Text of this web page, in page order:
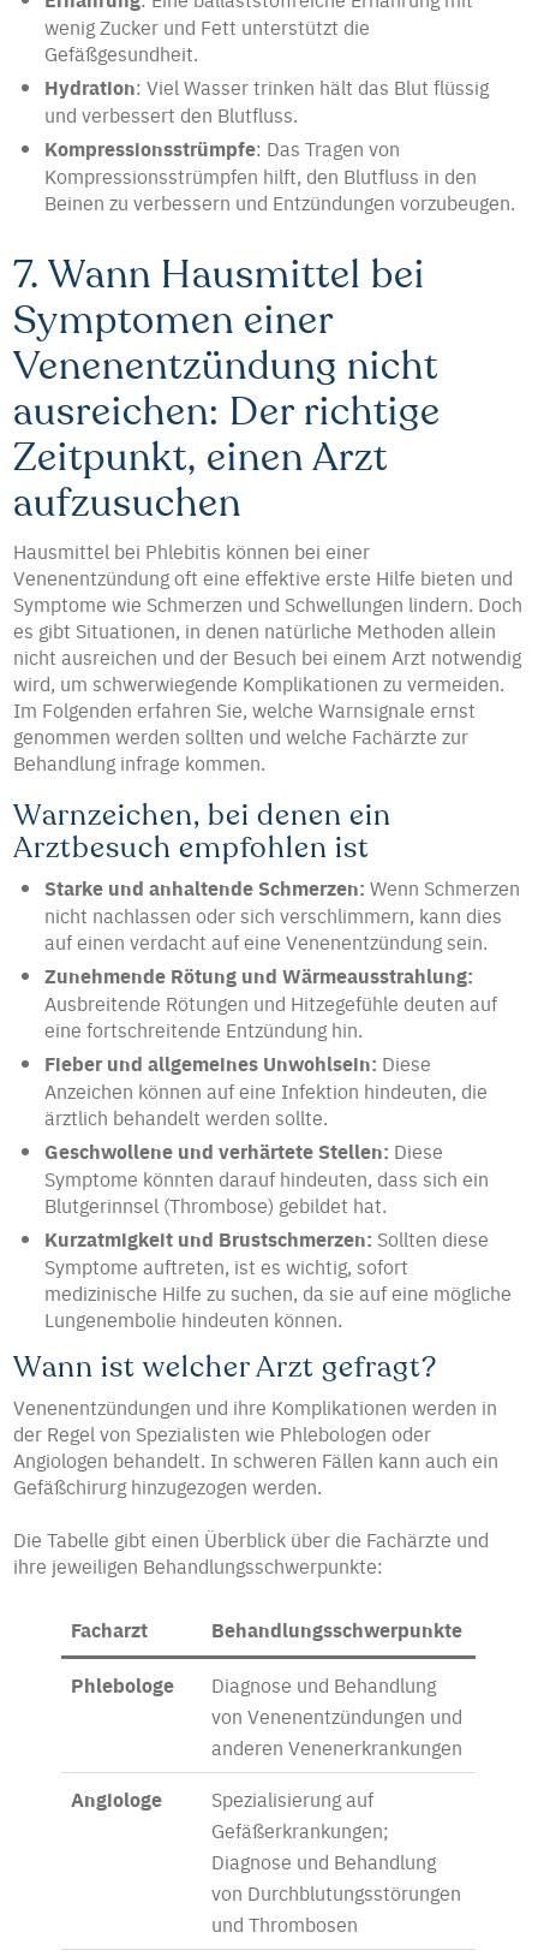
wenig Zucker und Fett unterstützt die
Gefäßgesundheit.
Hydration: Viel Wasser trinken hält das Blut flüssig
und verbessert den Blutfluss.
Kompressionsstrümpfe: Das Tragen von
Kompressionsstrümpfen hilft, den Blutfluss in den
Beinen zu verbessern und Entzündungen vorzubeugen.
7. Wann Hausmittel bei
Symptomen einer
Venenentzündung nicht
ausreichen: Der richtige
Zeitpunkt, einen Arzt
aufzusuchen
Hausmittel bei Phlebitis können bei einer
Venenentzündung oft eine effektive erste Hilfe bieten und
Symptome wie Schmerzen und Schwellungen lindern. Doch
es gibt Situationen, in denen natürliche Methoden allein
nicht ausreichen und der Besuch bei einem Arzt notwendig
wird, um schwerwiegende Komplikationen zu vermeiden.
Im Folgenden erfahren Sie, welche Warnsignale ernst
genommen werden sollten und welche Fachärzte zur
Behandlung infrage kommen.
Warnzeichen, bei denen ein
Arztbesuch empfohlen ist
Starke und anhaltende Schmerzen: Wenn Schmerzen
nicht nachlassen oder sich verschlimmern, kann dies
auf einen verdacht auf eine Venenentzündung sein.
Zunehmende Rötung und Wärmeausstrahlung:
Ausbreitende Rötungen und Hitzegefühle deuten auf
eine fortschreitende Entzündung hin.
Fieber und allgemeines Unwohlsein: Diese
Anzeichen können auf eine Infektion hindeuten, die
ärztlich behandelt werden sollte.
Geschwollene und verhärtete Stellen: Diese
Symptome könnten darauf hindeuten, dass sich ein
Blutgerinnsel (Thrombose) gebildet hat.
Kurzatmigkeit und Brustschmerzen: Sollten diese
Symptome auftreten, ist es wichtig, sofort
medizinische Hilfe zu suchen, da sie auf eine mögliche
Lungenembolie hindeuten können.
Wann ist welcher Arzt gefragt?
Venenentzündungen und ihre Komplikationen werden in
der Regel von Spezialisten wie Phlebologen oder
Angiologen behandelt. In schweren Fällen kann auch ein
Gefäßchirurg hinzugezogen werden.
Die Tabelle gibt einen Überblick über die Fachärzte und
ihre jeweiligen Behandlungsschwerpunkte:
Facharzt
Behandlungsschwerpunkte
Phlebologe
Diagnose und Behandlung
von Venenentzündungen und
anderen Venenerkrankungen
Angiologe
Spezialisierung auf
Gefäßerkrankungen;
Diagnose und Behandlung
von Durchblutungsstörungen
und Thrombosen